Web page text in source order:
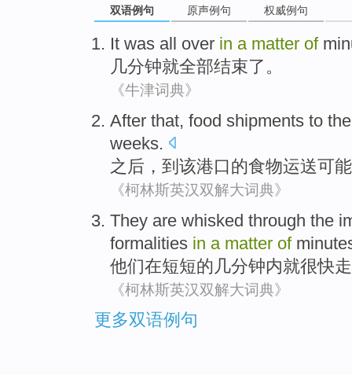
双语例句 原声例句 权威例句
It was all over in a matter of
几分钟就全部结束了 。
《牛津词典》
After that, food shipments to the
weeks.
之后 ， 到 该港口的食物运送可能
《柯林斯英汉双解大词典》
They are whisked through the
formalities in a matter of
他们在短短的 几分钟内就很快
《柯林斯英汉双解大词典》
更多双语例句